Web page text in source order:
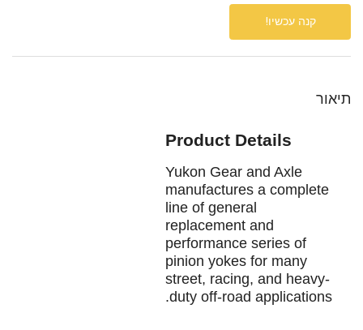
קנה עכשיו!
תיאור
Product Details
Yukon Gear and Axle
manufactures a complete
line of general
replacement and
performance series of
pinion yokes for many
street, racing, and heavy-
duty off-road applications.